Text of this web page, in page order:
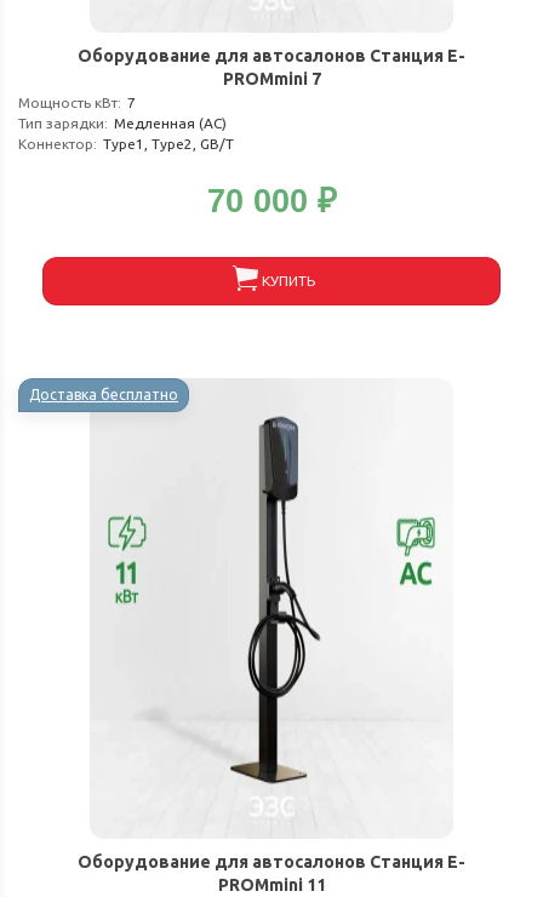
Оборудование для автосалонов Станция E-
PROMmini 7
Мощность кВт: 7
Тип зарядки: Медленная (АС)
Коннектор: Type1, Type2, GB/T
70 000 ₽
КУПИТЬ
Доставка бесплатно
Оборудование для автосалонов Станция E-
PROMmini 11